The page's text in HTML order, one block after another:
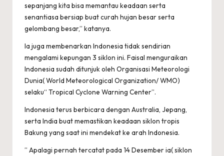
sepanjang kita bisa memantau keadaan serta
senantiasa bersiap buat curah hujan besar serta
gelombang besar,” katanya.
Ia juga membenarkan Indonesia tidak sendirian
mengalami kepungan 3 siklon ini. Faisal menguraikan
Indonesia sudah ditunjuk oleh Organisasi Meteorologi
Dunia( World Meteorological Organization/ WMO)
selaku“ Tropical Cyclone Warning Center”.
Indonesia terus berbicara dengan Australia, Jepang,
serta India buat memastikan keadaan siklon tropis
Bakung yang saat ini mendekat ke arah Indonesia.
” Apalagi pernah tercatat pada 14 Desember ia( siklon